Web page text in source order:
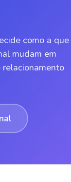
como a que
mudam em